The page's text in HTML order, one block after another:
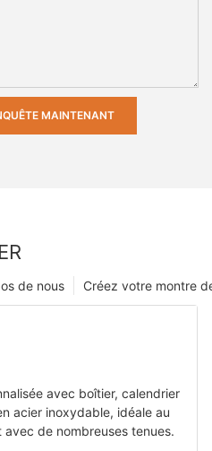
MAINTENANT
Créez votre montre
de nous